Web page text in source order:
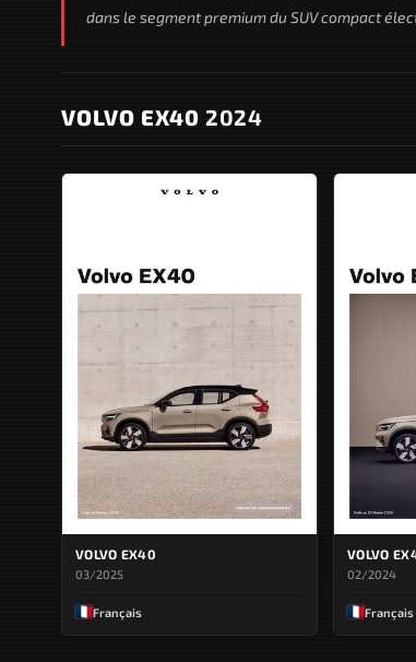
dans le segment premium du SUV compact
VOLVO EX40 2024
VOLVO EX40
03/2025
Français
VOLVO
02/2024
Français